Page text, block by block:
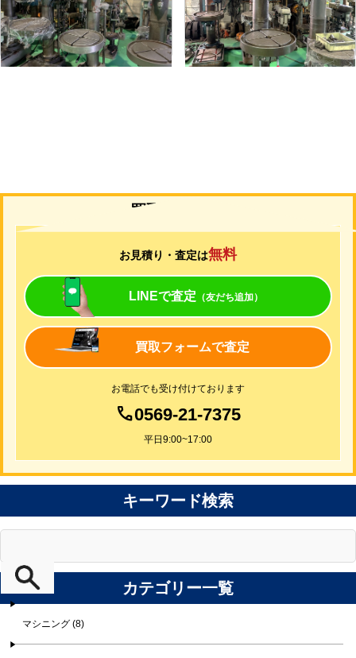
形 式YD2-55
年 式-
形 式YUD-600
年 式-
買取について
お見積り・査定は無料
LINEで査定 （友だち追加）
買取フォームで査定
お電話でも受け付けております
0569-21-7375
平日9:00~17:00
キーワード検索
カテゴリー一覧
マシニング (8)